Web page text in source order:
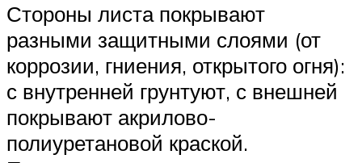
Стороны листа покрывают
разными защитными слоями (от
коррозии, гниения, открытого огня):
с внутренней грунтуют, с внешней
покрывают акрилово-
полиуретановой краской.